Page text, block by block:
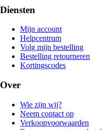
Diensten
Mijn account
Helpcentrum
Volg mijn bestelling
Bestelling retourneren
Kortingscodes
Over
Wie zijn wij?
Neem contact op
Verkoopvoorwaarden